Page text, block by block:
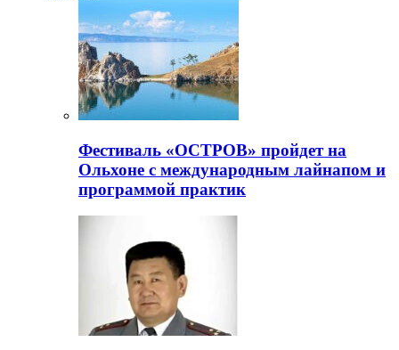
Фестиваль «ОСТРОВ» пройдет на
Ольхоне с международным лайнапом и
программой практик